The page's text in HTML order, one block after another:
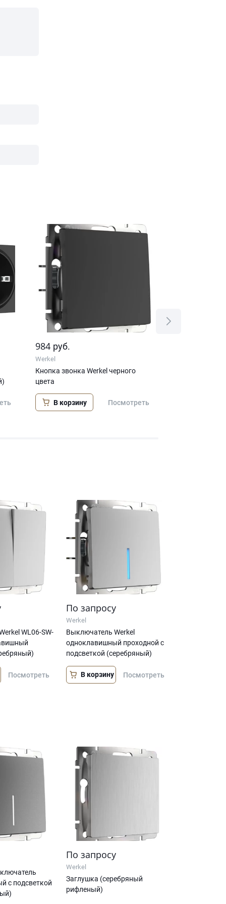
984 руб.
Werkel
Кнопка звонка Werkel черного
цвета
В корзину Посмотреть
WL06-SW-
Посмотреть
По запросу
Werkel
Выключатель Werkel
одноклавишный проходной с
подсветкой (серебряный)
В корзину Посмотреть
с подсветкой
По запросу
Werkel
Заглушка (серебряный
рифленый)